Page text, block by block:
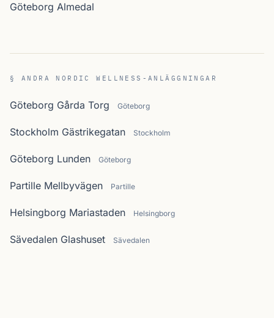
Göteborg Almedal
§ ANDRA NORDIC WELLNESS-ANLÄGGNINGAR
Göteborg Gårda Torg Göteborg
Stockholm Gästrikegatan Stockholm
Göteborg Lunden Göteborg
Partille Mellbyvägen Partille
Helsingborg Mariastaden Helsingborg
Sävedalen Glashuset Sävedalen